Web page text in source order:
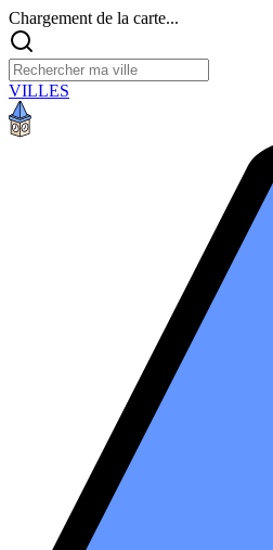
Chargement de la carte...
VILLES